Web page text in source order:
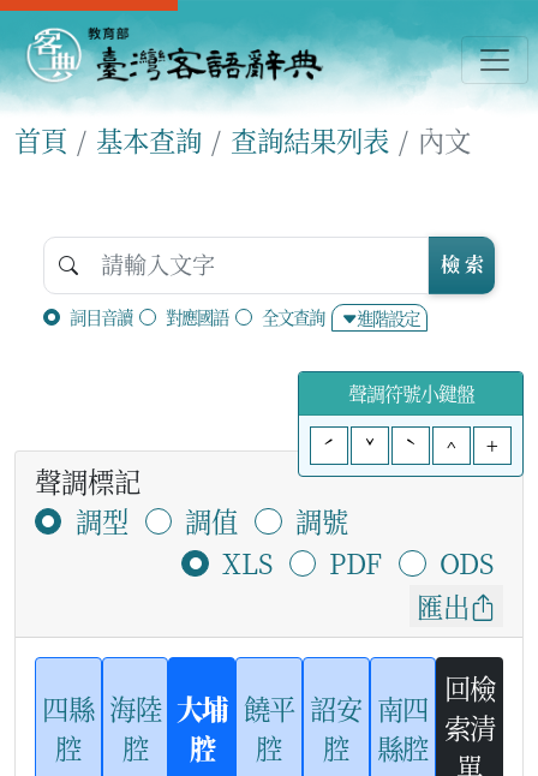
首頁 基本查詢 查詢結果列表 內文
詞目音讀 對應國語 全文查詢 進階設定
檢 索
聲調符號小鍵盤
ˊ
ˇ ˋ ^ +
聲調標記
調型
調值
調號
XLS
PDF
ODS
匯出
四縣
腔
海陸
腔
大埔
腔
饒平
腔
詔安
腔
南四
縣腔
回檢
索清
單